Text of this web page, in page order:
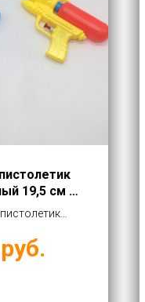
19,5 см в
купить оптом
руб
руб.